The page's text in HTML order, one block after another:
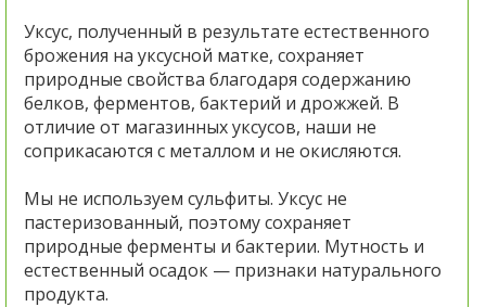
Уксус, полученный в результате естественного
брожения на уксусной матке, сохраняет
природные свойства благодаря содержанию
белков, ферментов, бактерий и дрожжей. В
отличие от магазинных уксусов, наши не
соприкасаются с металлом и не окисляются.
Мы не используем сульфиты. Уксус не
пастеризованный, поэтому сохраняет
природные ферменты и бактерии. Мутность и
естественный осадок — признаки натурального
продукта.